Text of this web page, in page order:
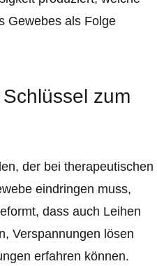
Gewebes als Folge
zum
der bei therapeutischen
eindringen muss,
dass auch Leihen
Verspannungen lösen
erfahren können.